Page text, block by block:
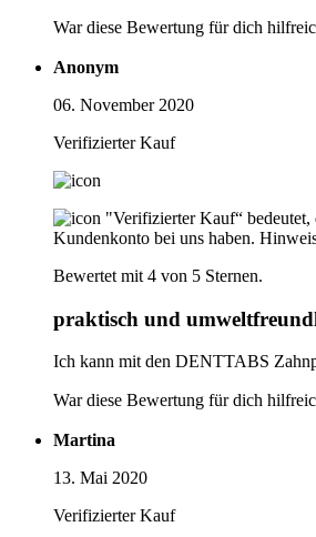
War diese Bewertung für dich
Anonym
06. November 2020
Verifizierter Kauf
"Verifizierter Kauf“ bedeutet,
Kundenkonto bei uns haben.
Bewertet mit 4 von 5 Sternen.
praktisch und
Ich kann mit den DENTTABS
War diese Bewertung für dich
Martina
13. Mai 2020
Verifizierter Kauf